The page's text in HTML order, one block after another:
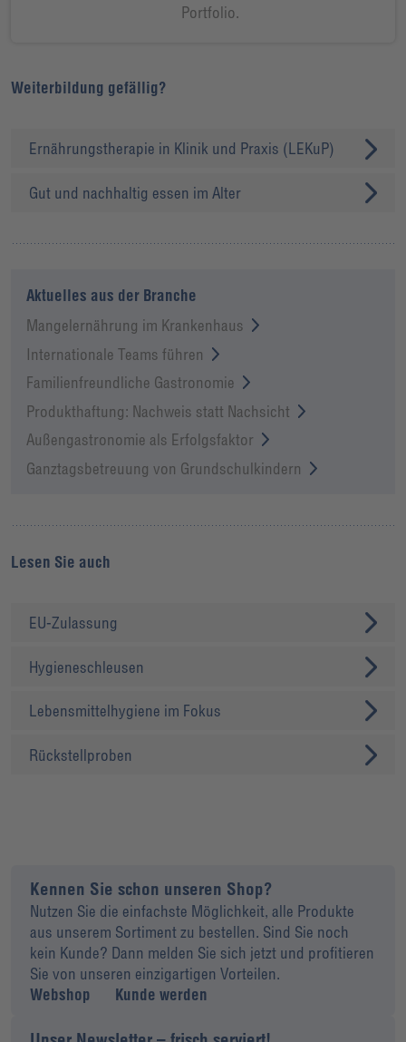
Portfolio.
Weiterbildung gefällig?
Ernährungstherapie in Klinik und Praxis (LEKuP)
Gut und nachhaltig essen im Alter
Aktuelles aus der Branche
Mangelernährung im Krankenhaus
Internationale Teams führen
Familienfreundliche Gastronomie
Produkthaftung: Nachweis statt Nachsicht
Außengastronomie als Erfolgsfaktor
Ganztagsbetreuung von Grundschulkindern
Lesen Sie auch
EU-Zulassung
Hygieneschleusen
Lebensmittelhygiene im Fokus
Rückstellproben
Kennen Sie schon unseren Shop?
Nutzen Sie die einfachste Möglichkeit, alle Produkte
aus unserem Sortiment zu bestellen. Sind Sie noch
kein Kunde? Dann melden Sie sich jetzt und profitieren
Sie von unseren einzigartigen Vorteilen.
Webshop
Kunde werden